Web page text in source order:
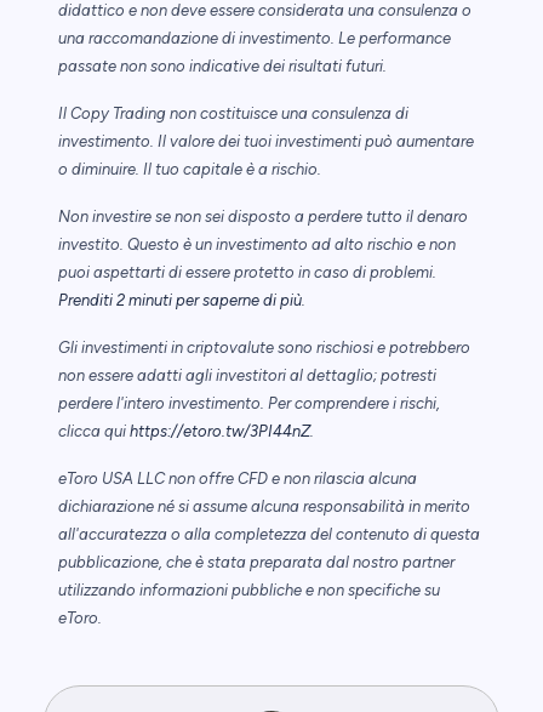
didattico e non deve essere considerata una consulenza o
una raccomandazione di investimento. Le performance
passate non sono indicative dei risultati futuri.
Il Copy Trading non costituisce una consulenza di
investimento. Il valore dei tuoi investimenti può aumentare
o diminuire. Il tuo capitale è a rischio.
Non investire se non sei disposto a perdere tutto il denaro
investito. Questo è un investimento ad alto rischio e non
puoi aspettarti di essere protetto in caso di problemi.
Prenditi 2 minuti per saperne di più.
Gli investimenti in criptovalute sono rischiosi e potrebbero
non essere adatti agli investitori al dettaglio; potresti
perdere l'intero investimento. Per comprendere i rischi,
clicca qui https://etoro.tw/3PI44nZ.
eToro USA LLC non offre CFD e non rilascia alcuna
dichiarazione né si assume alcuna responsabilità in merito
all'accuratezza o alla completezza del contenuto di questa
pubblicazione, che è stata preparata dal nostro partner
utilizzando informazioni pubbliche e non specifiche su
eToro.